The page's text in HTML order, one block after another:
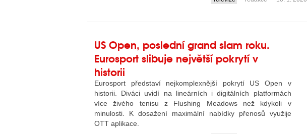
US Open, poslední grand slam roku.
Eurosport slibuje největší pokrytí v
historii
Eurosport představí nejkomplexnější pokrytí US Open v
historii. Diváci uvidí na lineárních i digitálních platformách
více živého tenisu z Flushing Meadows než kdykoli v
minulosti. K dosažení maximální nabídky přenosů využije
OTT aplikace.